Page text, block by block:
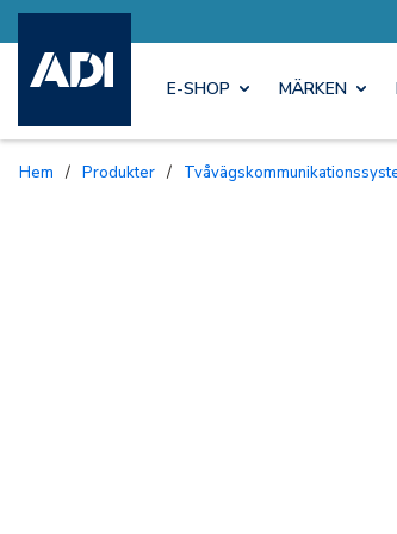
E-SHOP MÄRKEN
Hem / Produkter /